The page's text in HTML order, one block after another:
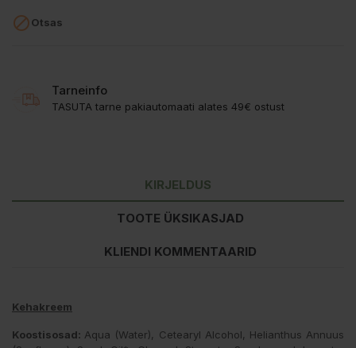
Otsas
Tarneinfo
TASUTA tarne pakiautomaati alates 49€ ostust
KIRJELDUS
TOOTE ÜKSIKASJAD
KLIENDI KOMMENTAARID
Kehakreem
Koostisosad: Aqua (Water), Cetearyl Alcohol, Helianthus Annuus